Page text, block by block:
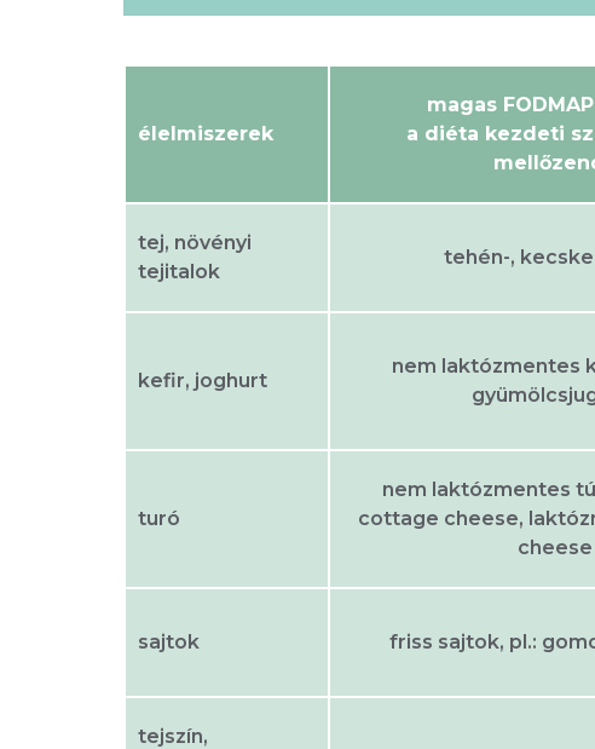
élelmiszerek
magas
a diéta kezdeti
tej, növényi
tejitalok
tehén-,
kefir, joghurt
nem laktózmentes
turó
nem laktózmentes
cottage cheese,
cheese
sajtok friss sajtok, pl.:
tejszín,